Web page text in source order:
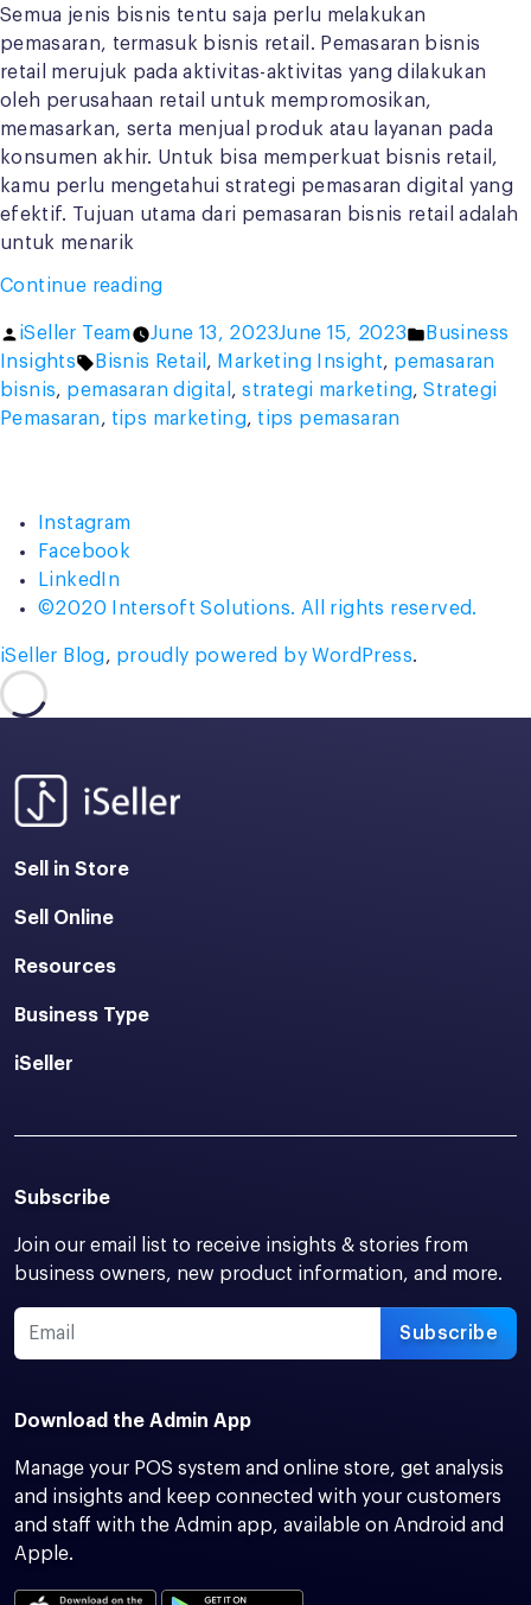
Semua jenis bisnis tentu saja perlu melakukan
pemasaran, termasuk bisnis retail. Pemasaran bisnis
retail merujuk pada aktivitas-aktivitas yang dilakukan
oleh perusahaan retail untuk mempromosikan,
memasarkan, serta menjual produk atau layanan pada
konsumen akhir. Untuk bisa memperkuat bisnis retail,
kamu perlu mengetahui strategi pemasaran digital yang
efektif. Tujuan utama dari pemasaran bisnis retail adalah
untuk menarik
Continue reading“Strategi
Digital
untuk
Bisnis
Retail,
Posted
by
iSeller Team June 13, 2023June 15, 2023
Posted
in
Business
Insights
Tags:
Bisnis Retail , Marketing Insight, pemasaran
bisnis, pemasaran digital ,strategi marketing,Strategi
Pemasaran, tips marketing, tips pemasaran
Instagram
Facebook
LinkedIn
©2020 Intersoft Solutions. All rights reserved.
iSeller Blog, proudly powered by WordPress.
Sell in Store
Sell Online
Resources
Business Type
iSeller
Subscribe
Join our email list to receive insights & stories from
business owners, new product information, and more.
Subscribe
Download the Admin App
Manage your POS system and online store, get analysis
and insights and keep connected with your customers
and staff with the Admin app, available on Android and
Apple.